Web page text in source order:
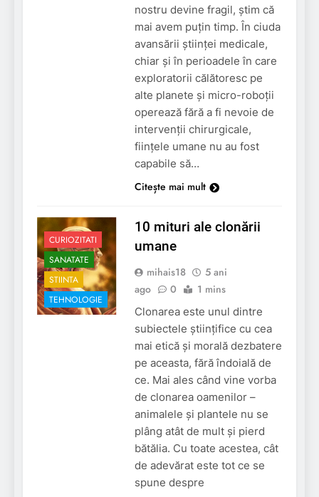
nostru devine fragil, știm că
mai avem puțin timp. În ciuda
avansării științei medicale,
chiar și în perioadele în care
exploratorii călătoresc pe
alte planete și micro-roboții
operează fără a fi nevoie de
intervenții chirurgicale,
ființele umane nu au fost
capabile să…
Citește mai mult
CURIOZITATI
SANATATE
STIINTA
TEHNOLOGIE
10 mituri ale clonării
umane
mihais18
5 ani
ago
0 1 mins
Clonarea este unul dintre
subiectele științifice cu cea
mai etică și morală dezbatere
pe aceasta, fără îndoială de
ce. Mai ales când vine vorba
de clonarea oamenilor –
animalele și plantele nu se
plâng atât de mult și pierd
bătălia. Cu toate acestea, cât
de adevărat este tot ce se
spune despre